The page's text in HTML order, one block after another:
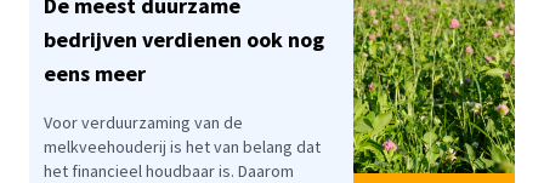
proefbedrijf WUR Open teelten
Vredepeel. De behandelingen
vergeleken met gangbare teelt die in
uitgevoerd.
bedrijven verdienen ook nog
eens meer
Voor verduurzaming van de
melkveehouderij is het van belang dat
het financieel houdbaar is. Daarom